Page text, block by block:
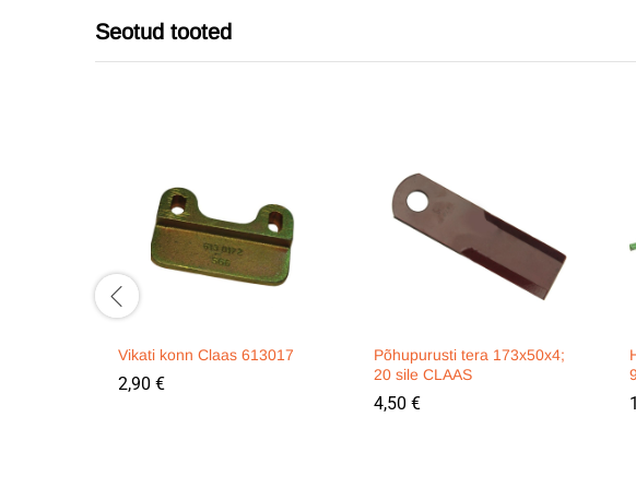
Seotud tooted
Vikati konn Claas 613017
2,90 €
Põhupurusti tera 173x50x4;
20 sile CLAAS
4,50 €